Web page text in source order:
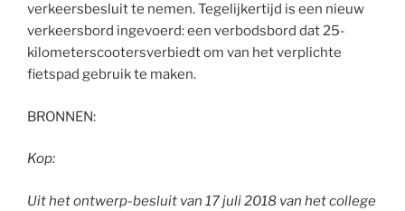
verkeersbesluit te nemen. Tegelijkertijd is een nieuw
verkeersbord ingevoerd: een verbodsbord dat 25-
kilometerscootersverbiedt om van het verplichte
fietspad gebruik te maken.
BRONNEN:
Kop:
Uit het ontwerp-besluit van 17 juli 2018 van het college